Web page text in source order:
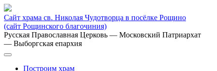
Сайт храма св. Николая Чудотворца в посёлке Рощино
(сайт Рощинского благочиния)
Русская Православная Церковь — Московский Патриархат
— Выборгская епархия
Построим храм